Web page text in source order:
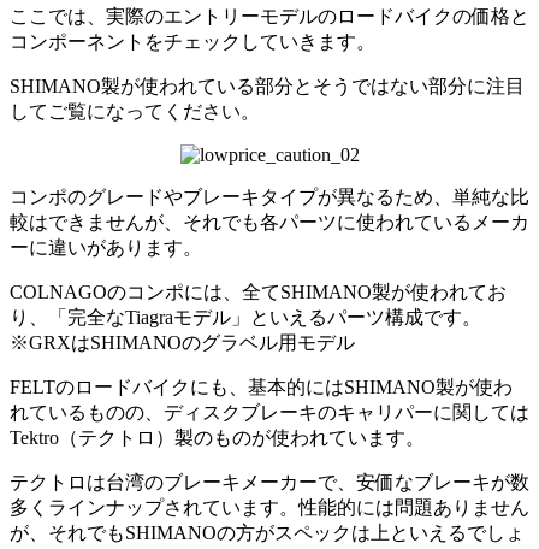
ここでは、実際のエントリーモデルのロードバイクの価格と
コンポーネントをチェックしていきます。
SHIMANO製が使われている部分とそうではない部分に注目
してご覧になってください。
コンポのグレードやブレーキタイプが異なるため、単純な比
較はできませんが、それでも各パーツに使われているメーカ
ーに違いがあります。
COLNAGOのコンポには、全てSHIMANO製が使われてお
り、「完全なTiagraモデル」といえるパーツ構成です。
※GRXはSHIMANOのグラベル用モデル
FELTのロードバイクにも、基本的にはSHIMANO製が使わ
れているものの、ディスクブレーキのキャリパーに関しては
Tektro（テクトロ）製のものが使われています。
テクトロは台湾のブレーキメーカーで、安価なブレーキが数
多くラインナップされています。性能的には問題ありません
が、それでもSHIMANOの方がスペックは上といえるでしょ